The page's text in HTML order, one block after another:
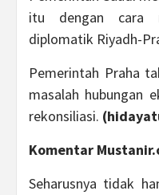
itu dengan cara
diplomatik Riyadh-
Pemerintah Praha
masalah hubungan
rekonsiliasi.
Komentar
Seharusnya tidak